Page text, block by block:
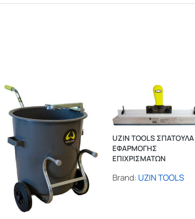
UZIN TOOLS ΣΠΑΤΟΥΛΑ
ΕΦΑΡΜΟΓΗΣ
ΕΠΙΧΡΙΣΜΑΤΩΝ
Brand: UZIN TOOLS